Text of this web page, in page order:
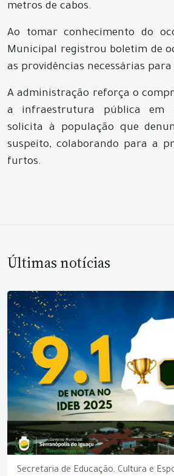
metros de cabos.
Ao tomar conhecimento do
Municipal registrou boletim de
as providências necessárias
A administração reforça o
a infraestrutura pública em
solicita à população que
suspeito, colaborando para a
furtos.
Últimas notícias
Secretaria de Educação, Cultura e